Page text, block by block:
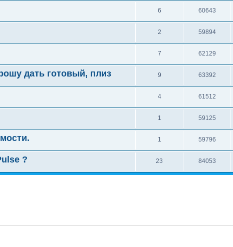
6 60643
2 59894
7 62129
дать готовый, плиз 9 63392
4 61512
1 59125
1 59796
? 23 84053